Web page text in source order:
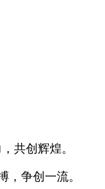
共创辉煌。
争创一流。